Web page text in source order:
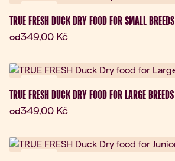
TRUE FRESH DUCK DRY FOOD FOR SMALL BREEDS
odAktuální cena:
349,00 Kč
TRUE FRESH DUCK DRY FOOD FOR LARGE BREEDS
odAktuální cena:
349,00 Kč